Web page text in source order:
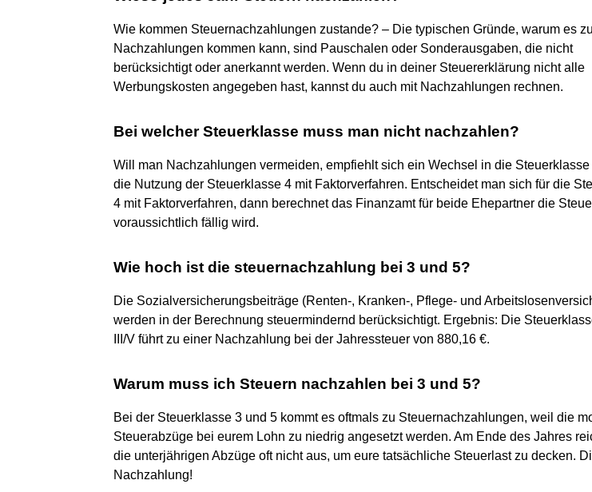
Wie kommen Steuernachzahlungen zustande? – Die typischen Gründe, warum es zu
Nachzahlungen kommen kann, sind Pauschalen oder Sonderausgaben, die nicht
berücksichtigt oder anerkannt werden. Wenn du in deiner Steuererklärung nicht alle
Werbungskosten angegeben hast, kannst du auch mit Nachzahlungen rechnen.
Bei welcher Steuerklasse muss man nicht nachzahlen?
Will man Nachzahlungen vermeiden, empfiehlt sich ein Wechsel in die Steuerklasse
die Nutzung der Steuerklasse 4 mit Faktorverfahren. Entscheidet man sich für die
4 mit Faktorverfahren, dann berechnet das Finanzamt für beide Ehepartner die
voraussichtlich fällig wird.
Wie hoch ist die steuernachzahlung bei 3 und 5?
Die Sozialversicherungsbeiträge (Renten-, Kranken-, Pflege- und
werden in der Berechnung steuermindernd berücksichtigt. Ergebnis: Die
III/V führt zu einer Nachzahlung bei der Jahressteuer von 880,16 €.
Warum muss ich Steuern nachzahlen bei 3 und 5?
Bei der Steuerklasse 3 und 5 kommt es oftmals zu Steuernachzahlungen, weil die
Steuerabzüge bei eurem Lohn zu niedrig angesetzt werden. Am Ende des Jahres
die unterjährigen Abzüge oft nicht aus, um eure tatsächliche Steuerlast zu decken.
Nachzahlung!